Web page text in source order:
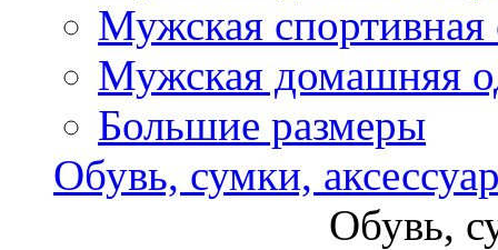
Мужская спортивная
Мужская домашняя
Большие размеры
Обувь, сумки,
Обувь,